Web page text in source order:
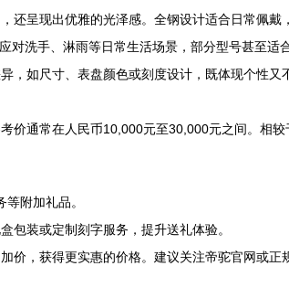
呈现出优雅的光泽感。全钢设计适合日常佩戴
洗手、淋雨等日常生活场景，部分型号甚至适
如尺寸、表盘颜色或刻度设计，既体现个性又
价通常在人民币10,000元至30,000元之间。相
附加礼品。
包装或定制刻字服务，提升送礼体验。
价，获得更实惠的价格。建议关注帝驼官网或正